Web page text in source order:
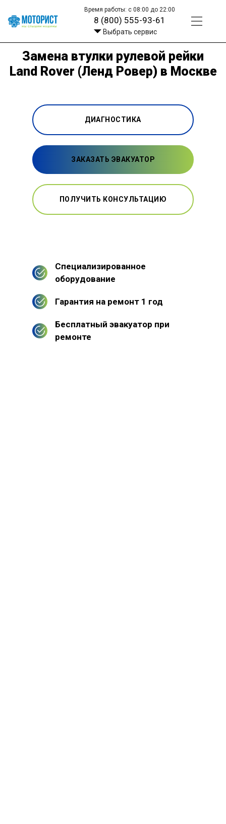
Время работы: с 08:00 до 22:00
8 (800) 555-93-61
Выбрать сервис
Замена втулки рулевой рейки
Land Rover (Ленд Ровер) в Москве
ДИАГНОСТИКА
ЗАКАЗАТЬ ЭВАКУАТОР
ПОЛУЧИТЬ КОНСУЛЬТАЦИЮ
Специализированное
оборудование
Гарантия на ремонт 1 год
Бесплатный эвакуатор при
ремонте